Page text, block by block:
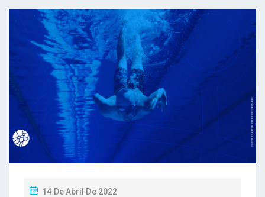
P
14 De Abril De 2022